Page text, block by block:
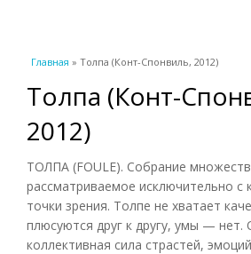
Вы здесь
Главная » Толпа (Конт-Спонвиль, 2012)
Толпа (Конт-
2012)
ТОЛПА (FOULE). Собрание
рассматриваемое исключительно с
точки зрения. Толпе не хватает
плюсуются друг к другу, умы —
коллективная сила страстей,